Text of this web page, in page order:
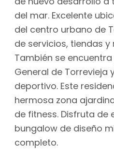
del mar. Excelente
del centro urbano de
de servicios, tiendas
También se
General de Torrevieja
deportivo. Este
hermosa zona
de fitness. Disfruta de
bungalow de diseño
completo.